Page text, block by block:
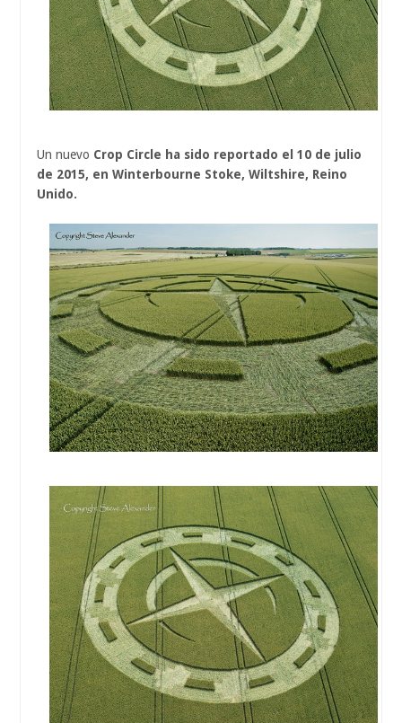
Un nuevo Crop Circle ha sido reportado el 10 de julio
de 2015, en Winterbourne Stoke, Wiltshire, Reino
Unido.